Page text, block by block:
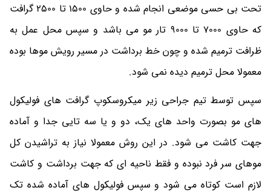
تحت بی حسی موضعی انجام شده و حاوی 1500 تا 2500 گرافت
که حاوی 7000 تا 9000 تار مو می باشد و سپس محل عمل به
ظرافت ترمیم شده و چون خط برداشت در مسیر رویش موها بوده
معمولا محل ترمیم دیده نمی شود.
سپس توسط تیم جراحی زیر میکروسکوپ گرافت های فولیکول
های مو بصورت واحد های یک، دو و یا سه تایی جدا و آماده
جهت کاشت می شود. در این روش معمولا نیاز به تراشیدن کل
موهای سر فرد نبوده و فقط ناحیه ای که جهت برداشت و کاشت
لازم است کوتاه می شود و سپس فولیکول های آماده شده تک